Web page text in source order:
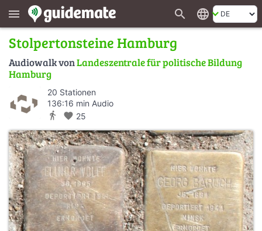
menu search language
Stolpertonsteine Hamburg
Audiowalk vonLandeszentrale für politische Bildung
Hamburg
20 Stationen
136:16 min Audio
directions_walk favorite 25